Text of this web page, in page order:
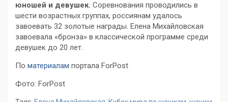
юношей и девушек. Соревнования проводились в
шести возрастных группах, россиянам удалось
завоевать 32 золотые награды. Елена Михайловская
завоевала «бронза» в классической программе среди
девушек до 20 лет.
По материалам портала ForPost
Фото: ForPost